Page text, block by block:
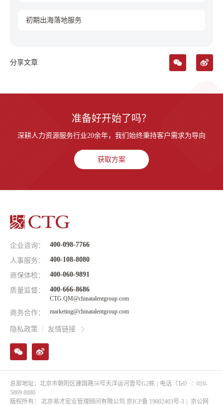
初期出海落地服务
分享文章
准备好开始了吗？
深耕人力资源服务行业20余年，我们始终秉持客户需求为导向
获取方案
企业咨询： 400-098-7766
人事服务： 400-108-8080
商保体检： 400-060-9891
质量监督： 400-666-8686
CTG.QM@chinatalentgroup.com
商务合作： marketing@chinatalentgroup.com
隐私政策 友情链接
总部地址：北京市朝阳区建国路56号天洋运河壹号G2栋
电话（Tel）：010-
5869 8880
版权所有： 北京易才宏业管理顾问有限公司 京ICP备 19002403号-3 京公网